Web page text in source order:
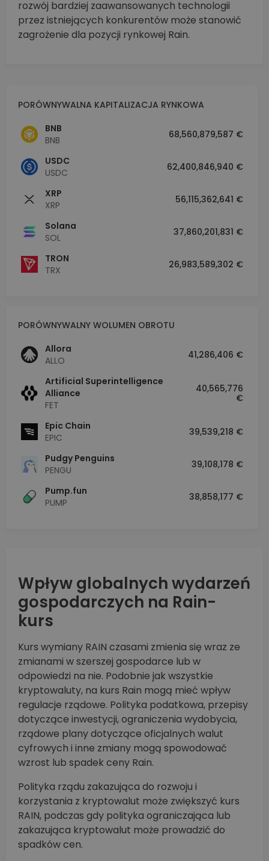
rozwój bardziej zaawansowanych technologii
przez istniejących konkurentów może stanowić
zagrożenie dla pozycji rynkowej Rain.
PORÓWNYWALNA KAPITALIZACJA RYNKOWA
BNB
BNB
68,560,879,587 €
USDC
USDC
62,400,846,940 €
XRP
XRP
56,115,362,641 €
Solana
SOL
37,860,201,831 €
TRON
TRX
26,983,589,302 €
PORÓWNYWALNY WOLUMEN OBROTU
Allora
ALLO
41,286,406 €
Artificial Superintelligence
Alliance
FET
40,565,776
€
Epic Chain
EPIC
39,539,218 €
Pudgy Penguins
PENGU
39,108,178 €
Pump.fun
PUMP
38,858,177 €
Wpływ globalnych wydarzeń
gospodarczych na Rain-
kurs
Kurs wymiany RAIN czasami zmienia się wraz ze
zmianami w szerszej gospodarce lub w
odpowiedzi na nie. Podobnie jak wszystkie
kryptowaluty, na kurs Rain mogą mieć wpływ
regulacje rządowe. Polityka podatkowa, przepisy
dotyczące inwestycji, ograniczenia wydobycia,
rządowe plany dotyczące oficjalnych walut
cyfrowych i inne zmiany mogą spowodować
wzrost lub spadek ceny Rain.
Polityka rządu zakazująca do rozwoju i
korzystania z kryptowalut może zwiększyć kurs
RAIN, podczas gdy polityka ograniczająca lub
zakazująca kryptowalut może prowadzić do
spadków cen.